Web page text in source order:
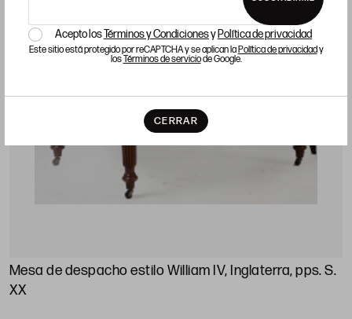
Acepto losTérminos y Condicionesy Política de privacidad
Este sitio está protegido por reCAPTCHA y se aplican laPolítica de privacidady
losTérminos de serviciode Google.
CERRAR
Mesa de despacho estilo William IV, Inglaterra, pps. S.
XX